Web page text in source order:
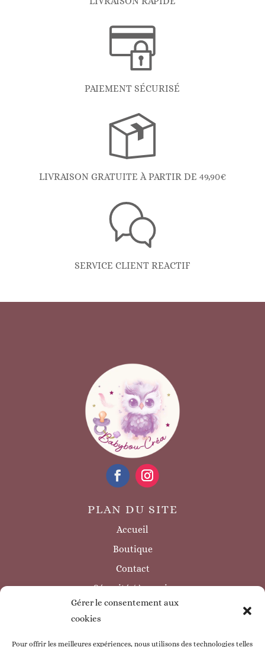
Gérer le consentement aux
cookies
Pour offrir les meilleures expériences, nous utilisons des technologies telles
PAIEMENT SÉCURISÉ
LIVRAISON GRATUITE À PARTIR DE 49,90€
SERVICE CLIENT REACTIF
PLAN DU SITE
Accueil
Boutique
Contact
Sécurité / à savoir
INFORMATIONS LÉGALES
Mentions légales